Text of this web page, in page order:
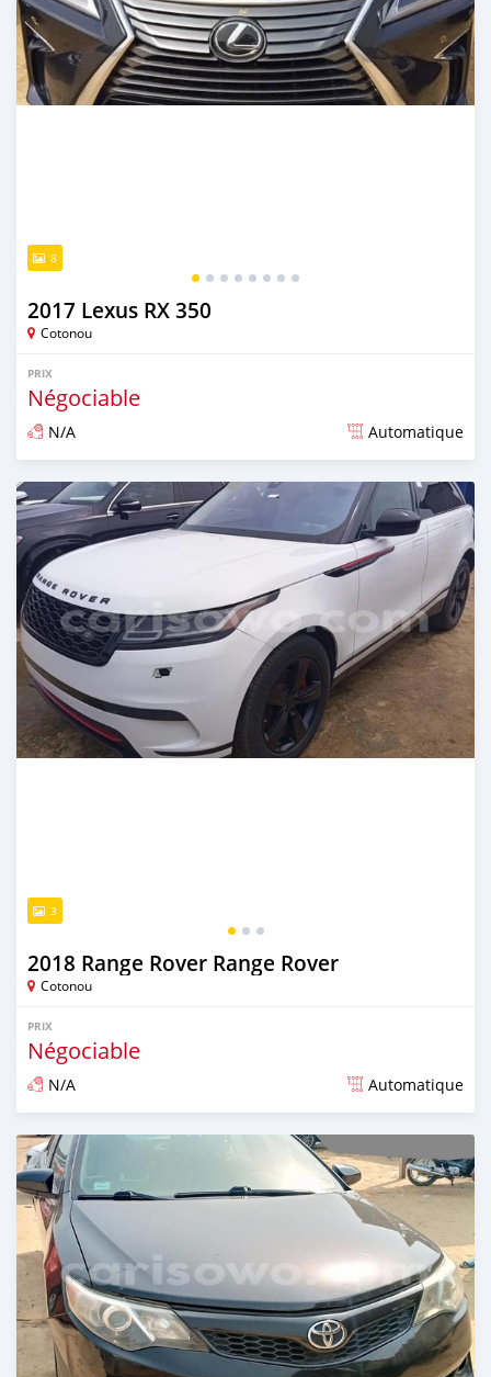
8
2017 Lexus RX 350
Cotonou
PRIX
Négociable
N/A Automatique
Publié il y a plus de 4 ans
3
2018 Range Rover Range Rover
Cotonou
PRIX
Négociable
N/A Automatique
Publié il y a plus de 4 ans